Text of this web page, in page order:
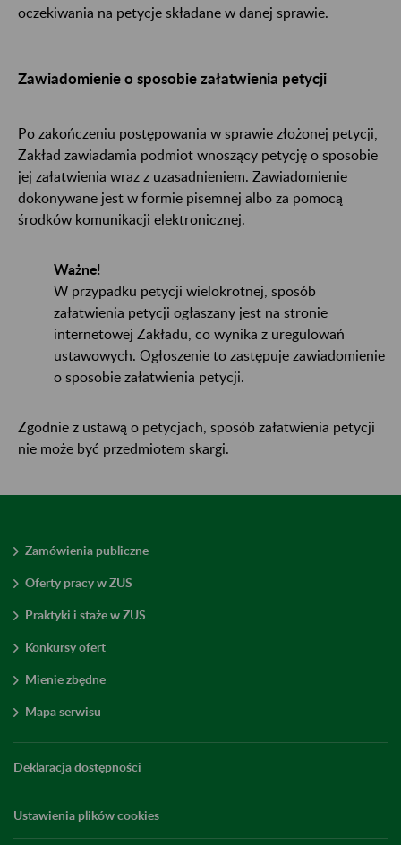
oczekiwania na petycje składane w danej sprawie.
Zawiadomienie o sposobie załatwienia petycji
Po zakończeniu postępowania w sprawie złożonej petycji,
Zakład zawiadamia podmiot wnoszący petycję o sposobie
jej załatwienia wraz z uzasadnieniem. Zawiadomienie
dokonywane jest w formie pisemnej albo za pomocą
środków komunikacji elektronicznej.
Ważne!
W przypadku petycji wielokrotnej, sposób
załatwienia petycji ogłaszany jest na stronie
internetowej Zakładu, co wynika z uregulowań
ustawowych. Ogłoszenie to zastępuje zawiadomienie
o sposobie załatwienia petycji.
Zgodnie z ustawą o petycjach, sposób załatwienia petycji
nie może być przedmiotem skargi.
Zamówienia publiczne
Oferty pracy w ZUS
Praktyki i staże w ZUS
Konkursy ofert
Mienie zbędne
Mapa serwisu
Deklaracja dostępności
Ustawienia plików cookies